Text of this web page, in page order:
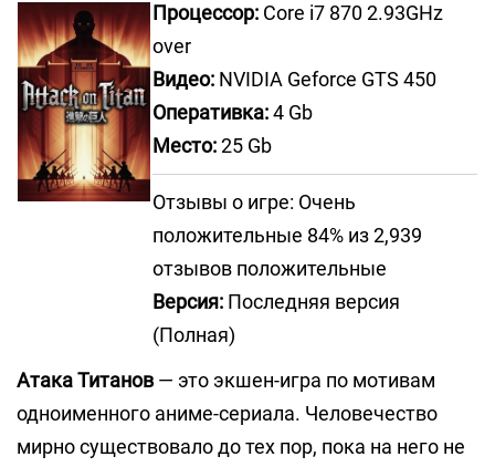
Процессор: Core i7 870 2.93GHz
over
Видео: NVIDIA Geforce GTS 450
Оперативка:4 Gb
Место:25 Gb
Отзывы о игре: Очень
положительные 84% из 2,939
отзывов положительные
Версия: Последняя версия
(Полная)
Атака Титанов — это экшен-игра по мотивам
одноименного аниме-сериала. Человечество
мирно существовало до тех пор, пока на него не